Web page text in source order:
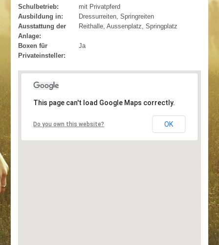
Schulbetrieb:
mit Privatpferd
Ausbildung in:
Dressurreiten, Springreiten
Ausstattung der
Anlage:
Reithalle, Aussenplatz, Springplatz
Boxen für
Privateinsteller:
Ja
This page can't load Google Maps correctly.
Do you own this website? OK